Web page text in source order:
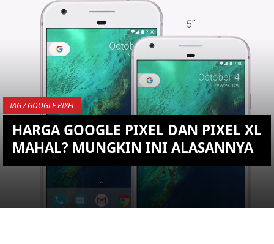
KEMBALI KE ATAS
YOU ARE VIEWING MOST
RECENT POST
TAG / GOOGLE PIXEL
HARGA GOOGLE PIXEL DAN PIXEL XL
MAHAL? MUNGKIN INI ALASANNYA